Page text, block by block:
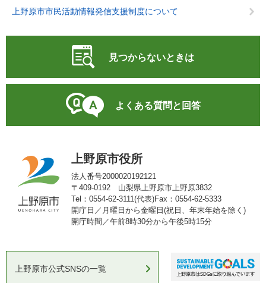
上野原市市民活動情報発信支援制度について
見つからないときは
よくある質問と回答
上野原市役所
法人番号2000020192121
〒409-0192 山梨県上野原市上野原3832
Tel：0554-62-3111(代表)Fax：0554-62-5333
開庁日／月曜日から金曜日(祝日、年末年始を除く)
開庁時間／午前8時30分から午後5時15分
上野原市公式SNSの一覧